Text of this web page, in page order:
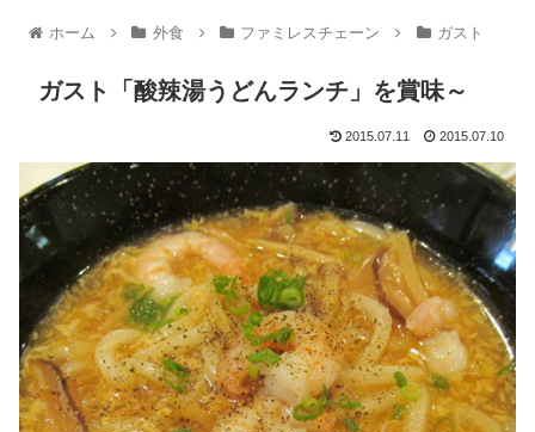
ホーム 外食 ファミレスチェーン ガスト
ガスト「酸辣湯うどんランチ」を賞味～
2015.07.11 2015.07.10